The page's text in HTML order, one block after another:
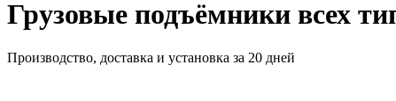
Грузовые подъёмники всех
Производство, доставка и установка за 20 дней